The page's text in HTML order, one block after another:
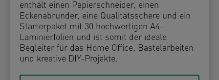
enthält einen Papierschneider, einen
Eckenabrunder, eine Qualitätsschere und ein
Starterpaket mit 30 hochwertigen A4-
Laminierfolien und ist somit der ideale
Begleiter für das Home Office, Bastelarbeiten
und kreative DIY-Projekte.